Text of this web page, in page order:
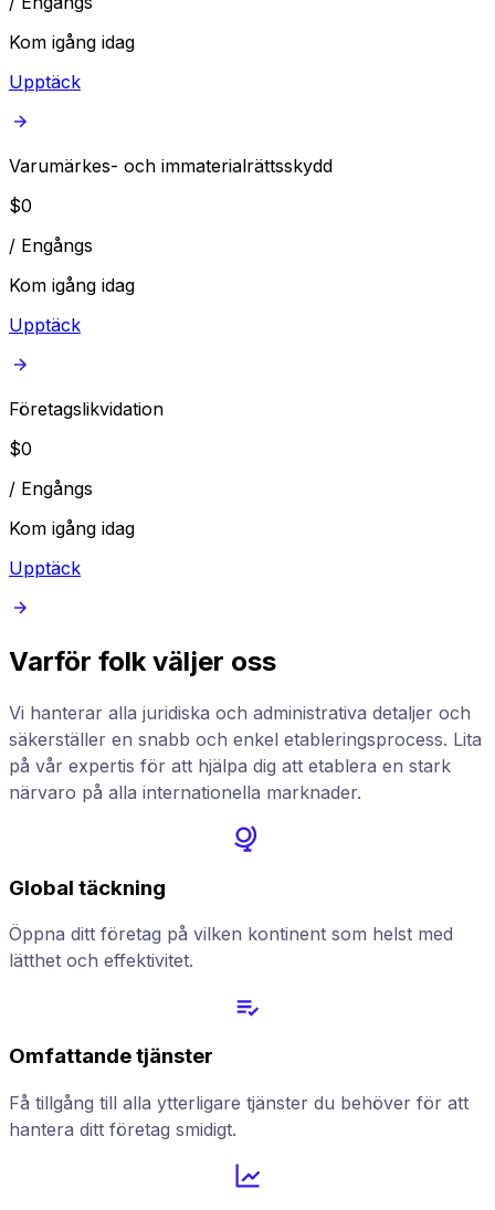
Kom igång idag
Upptäck
Varumärkes- och immaterialrättsskydd
$0
/ Engångs
Kom igång idag
Upptäck
Företagslikvidation
$0
/ Engångs
Kom igång idag
Upptäck
Varför folk väljer oss
Vi hanterar alla juridiska och administrativa detaljer och
säkerställer en snabb och enkel etableringsprocess. Lita
på vår expertis för att hjälpa dig att etablera en stark
närvaro på alla internationella marknader.
Global täckning
Öppna ditt företag på vilken kontinent som helst med
lätthet och effektivitet.
Omfattande tjänster
Få tillgång till alla ytterligare tjänster du behöver för att
hantera ditt företag smidigt.